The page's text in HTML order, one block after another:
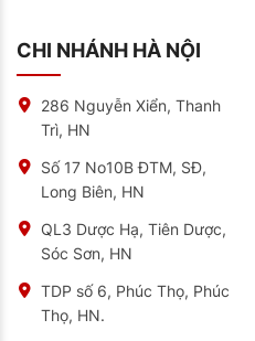
3 công nghệ:
1. Diamond Edge
Các rãnh lốp có hình
tạo điểm nhấn thẩm mỹ,
Giảm khoảng cách
huống khẩn cấp
ướt
Trong bài kiểm tra của
CHI NHÁNH HÀ NỘI
286 Nguyễn Xiển, Thanh
Trì, HN
Số 17 No10B ĐTM, SĐ,
Long Biên, HN
QL3 Dược Hạ, Tiên Dược,
Sóc Sơn, HN
TDP số 6, Phúc Thọ, Phúc
Thọ, HN.